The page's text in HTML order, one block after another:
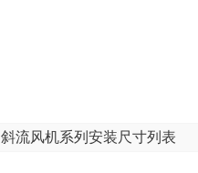
斜流风机系列安装尺寸列表